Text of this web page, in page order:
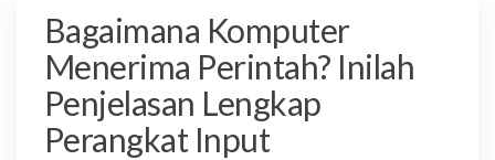
Bagaimana Komputer
Menerima Perintah? Inilah
Penjelasan Lengkap
Perangkat Input